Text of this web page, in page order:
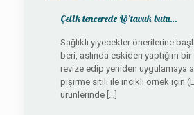
Çelik tencerede Lö’tavuk butu…
Sağlıklı yiyecekler önerilerine
beri, aslında eskiden yaptığım
revize edip yeniden uygulamaya
pişirme sitili ile incikli örnek için
ürünlerinde[…]